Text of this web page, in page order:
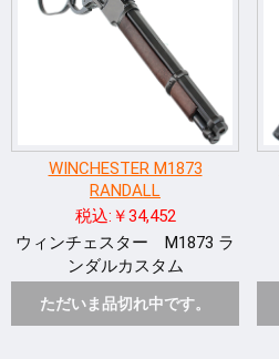
WINCHESTER M1873
RANDALL
税込:￥34,452
ウィンチェスター M1873 ラ
ンダルカスタム
ただいま品切れ中です。